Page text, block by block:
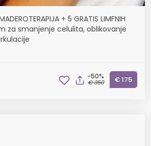
+ 5 GRATIS LIMFNIH
za smanjenje celulita, oblikovanje
-50%
€ 350 € 175